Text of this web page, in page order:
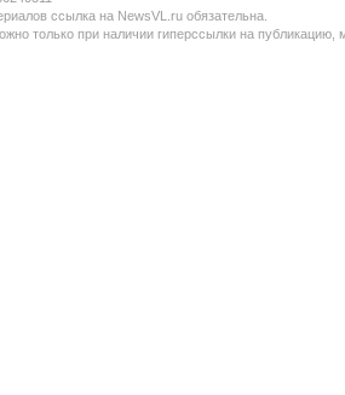
ссылка на NewsVL.ru обязательна.
только при наличии гиперссылки на публикацию,